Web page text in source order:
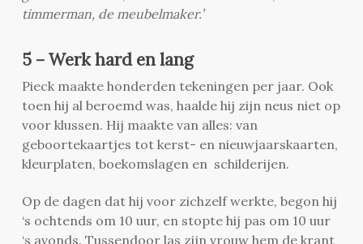
timmerman, de meubelmaker.’
5 – Werk hard en lang
Pieck maakte honderden tekeningen per jaar. Ook
toen hij al beroemd was, haalde hij zijn neus niet op
voor klussen. Hij maakte van alles: van
geboortekaartjes tot kerst- en nieuwjaarskaarten,
kleurplaten, boekomslagen en schilderijen.
Op de dagen dat hij voor zichzelf werkte, begon hij
‘s ochtends om 10 uur, en stopte hij pas om 10 uur
‘s avonds. Tussendoor las zijn vrouw hem de krant